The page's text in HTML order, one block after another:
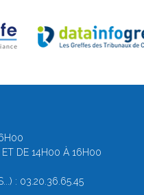
DE 14H00 À 16H00
: 03.20.36.65.45